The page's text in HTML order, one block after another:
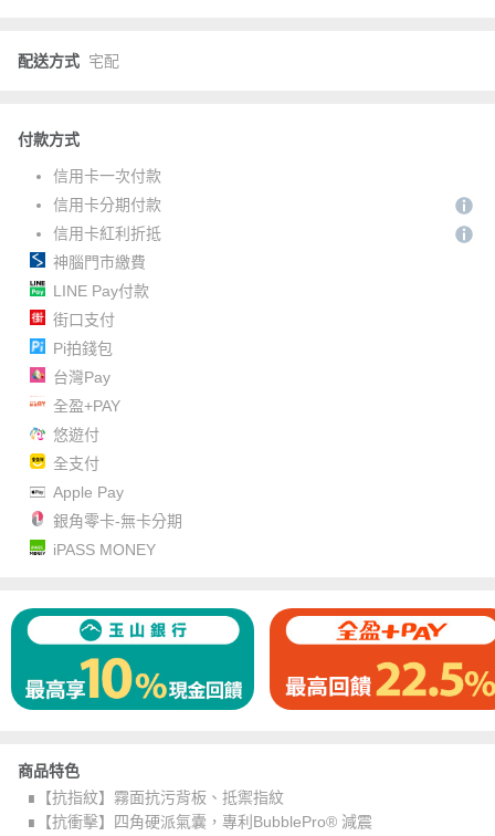
配送方式 宅配
付款方式
信用卡一次付款
信用卡分期付款
信用卡紅利折抵
神腦門市繳費
LINE Pay付款
街口支付
Pi拍錢包
台灣Pay
全盈+PAY
悠遊付
全支付
Apple Pay
銀角零卡-無卡分期
iPASS MONEY
商品特色
∎【抗指紋】霧面抗污背板、抵禦指紋
∎【抗衝擊】四角硬派氣囊，專利BubblePro® 減震